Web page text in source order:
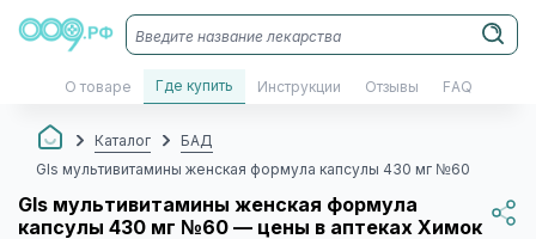
О товаре Где купить Инструкции Отзывы FAQ
Каталог
БАД
Gls мультивитамины женская формула капсулы 430 мг №60
Gls мультивитамины женская формула
капсулы 430 мг №60 — цены в аптеках Химок